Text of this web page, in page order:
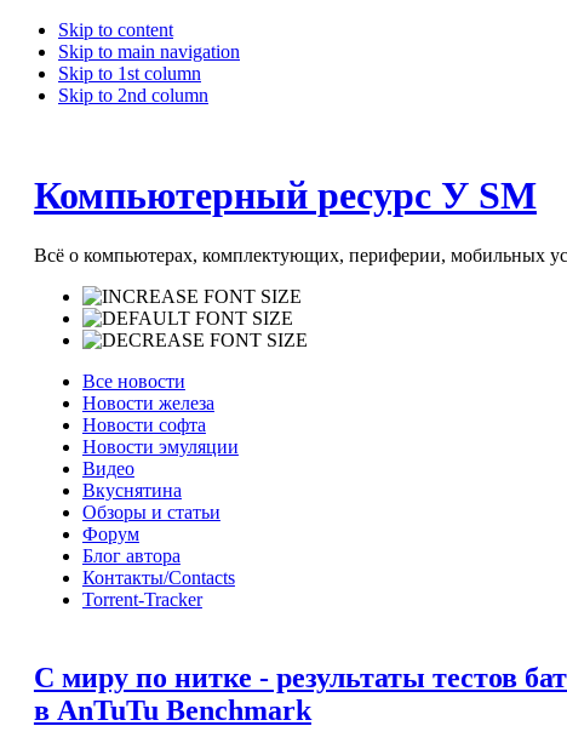
Skip to content
Skip to main navigation
Skip to 1st column
Skip to 2nd column
Компьютерный ресурс У SM
Всё о компьютерах, комплектующих, периферии, мобильных
Все новости
Новости железа
Новости софта
Новости эмуляции
Видео
Вкуснятина
Обзоры и статьи
Форум
Блог автора
Контакты/Contacts
Torrent-Tracker
С миру по нитке - результаты тестов
в AnTuTu Benchmark